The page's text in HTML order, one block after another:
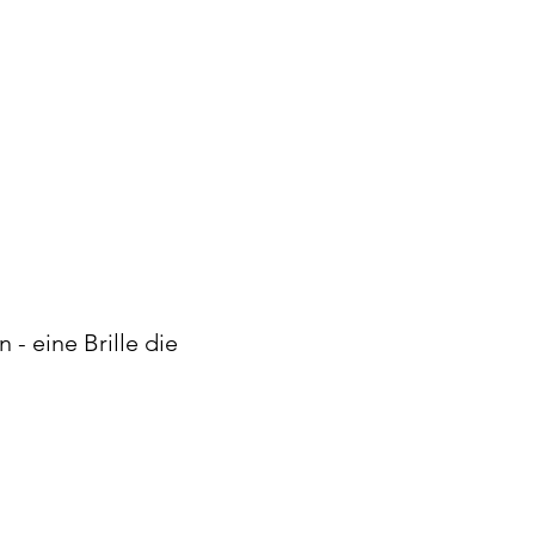
- eine Brille die